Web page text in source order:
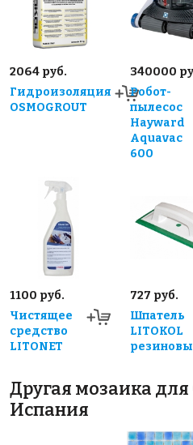
2064 руб.
Гидроизоляция
OSMOGROUT
340000
Робот-
пылесос
Hayward
Aquavac
600
1100 руб.
Чистящее
средство
LITONET
727 руб.
Шпатель
LITOKOL
Другая мозаика для
Испания